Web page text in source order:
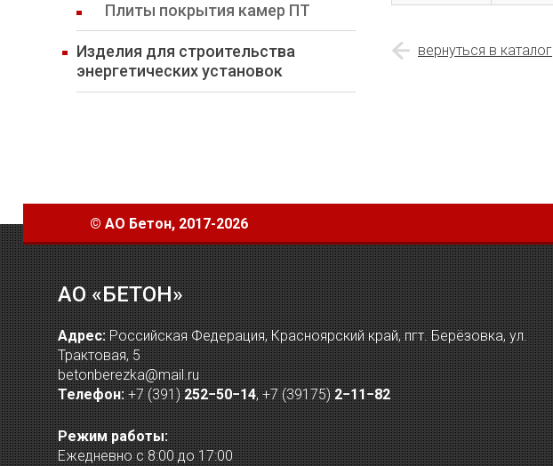
Плиты покрытия камер ПТ
Изделия для строительства
энергетических установок
вернуться в каталог
© АО Бетон, 2017-2026
АО «БЕТОН»
Адрес:Российская Федерация, Красноярский край, пгт. Берёзовка, ул.
Трактовая, 5
betonberezka@mail.ru
Телефон: +7 (391)252−50−14,+7 (39175)2−11−82
Режим работы:
Ежедневно с 8:00 до 17:00